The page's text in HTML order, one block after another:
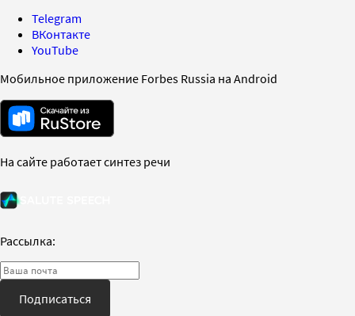
Telegram
ВКонтакте
YouTube
Мобильное приложение Forbes Russia на Android
На сайте работает синтез речи
Рассылка:
Подписаться